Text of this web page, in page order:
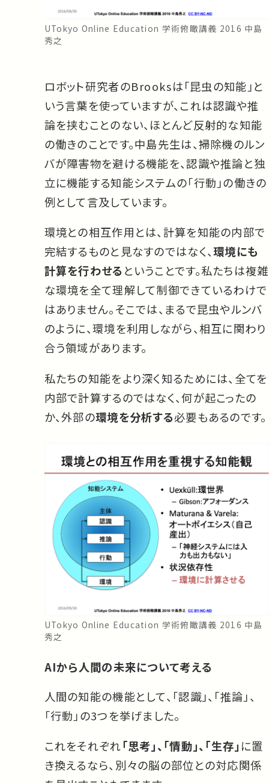
UTokyo Online Education 学術俯瞰講義 2016 中島
秀之
ロボット研究者のBrooksは「昆虫の知能」と
いう言葉を使っていますが、これは認識や推
論を挟むことのない、ほとんど反射的な知能
の働きのことです。中島先生は、掃除機のルン
バが障害物を避ける機能を、認識や推論と独
立に機能する知能システムの「行動」の働きの
例として言及しています。
環境との相互作用とは、計算を知能の内部で
完結するものと見なすのではなく、環境にも
計算を行わせる ということです。私たちは複雑
な環境を全て理解して制御できているわけで
はありません。そこでは、まるで昆虫やルンバ
のように、環境を利用しながら、相互に関わり
合う領域があります。
私たちの知能をより深く知るためには、全てを
内部で計算するのではなく、何が起こったの
か、外部の環境を分析する必要もあるのです。
UTokyo Online Education 学術俯瞰講義 2016 中島
秀之
AIから人間の未来について考える
人間の知能の機能として、「認識」、「推論」、
「行動」の3つを挙げました。
これをそれぞれ「思考」、「情動」、「生存」 に置
き換えるなら、別々の脳の部位との対応関係